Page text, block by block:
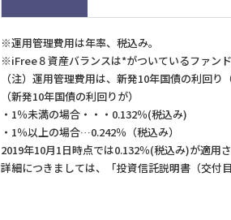
※運用管理費用は年率、税込み。
※iFree８資産バランスは*がついているファンド
（注）運用管理費用は、新発10年国債の利回
（新発10年国債の利回りが）
・1％未満の場合・・・0.132％(税込み)
・1％以上の場合…0.242％（税込み）
2019年10月1日時点では0.132％(税込み)が適用さ
詳細につきましては、「投資信託説明書（交付